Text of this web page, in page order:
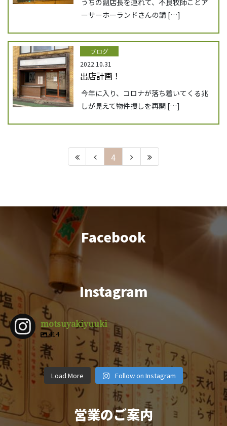
うちの副店長を連れて、不良牧師ことア
ーサーホーランドさんの講 […]
ブログ
2022.10.31
出店計画！
今年に入り、コロナが落ち着いてくる兆
しが見えて物件捜しを再開 […]
4
Facebook
Instagram
motsuyakiyuuki
414
motsuyakiy
uuki
4月 9
motsuyakiy
3月 1
motsuyakiy
2月 14
motsuyakiy
uuki
12月 29
motsuyakiy
uuki
12月 8
motsuyakiy
uuki11月 6
motsuyakiy
uuki
motsuyakiy
10月 19
motsuyakiy
uuki
10月 5
motsuyakiy
uuki
9月 28
motsuyakiy
uuki
9月 25
motsuyakiy
uuki
9月 22
Load More Follow on Instagram
営業のご案内